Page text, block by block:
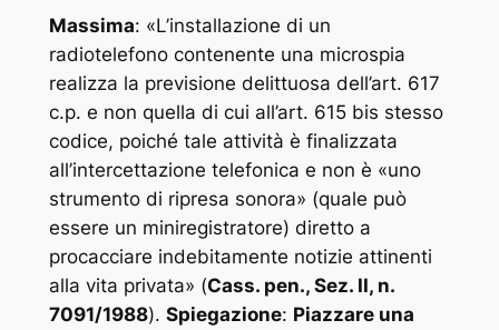
Massima: «L’installazione di un
radiotelefono contenente una microspia
realizza la previsione delittuosa dell’art. 617
c.p. e non quella di cui all’art. 615 bis stesso
codice, poiché tale attività è finalizzata
all’intercettazione telefonica e non è «uno
strumento di ripresa sonora» (quale può
essere un miniregistratore) diretto a
procacciare indebitamente notizie attinenti
alla vita privata» (Cass. pen., Sez. II, n.
7091/1988). Spiegazione: Piazzare una